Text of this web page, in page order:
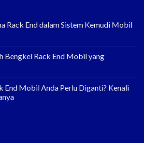
Rack End dalam Sistem Kemudi Mobil
Bengkel Rack End Mobil yang
End Mobil Anda Perlu Diganti? Kenali